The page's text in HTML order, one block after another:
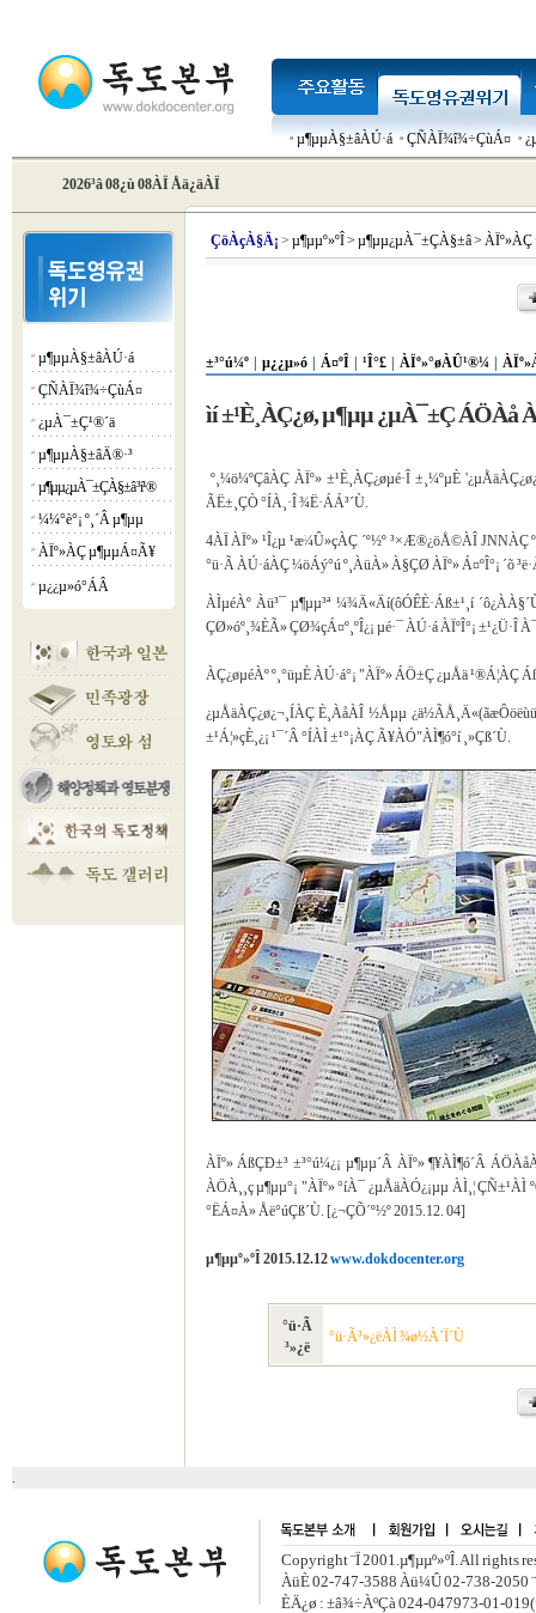
µ¶µµÀ§±âÀÚ·á ÇÑÀÏ¾î¾÷ÇùÁ¤
2026³â 08¿ù 08ÀÏ Åä¿äÀÏ
¡á µ¶µµÀ§±âÀÚ·á
¡á ÇÑÀÏ¾î¾÷ÇùÁ¤
¡á ¿µÀ¯±Ç¹®´ä
¡á µ¶µµÀ§±âÄ®·³
¡á µ¶µµ¿µÀ¯±ÇÀ§±â ³í¹®
¡á ¼¼°è°¡ º¸´Â µ¶µµ
¡á ÀÏº»ÀÇ µ¶µµÁ¤Ã¥
¡á µ¿¿µ»ó°­ÁÂ
ÇöÀçÀ§Ä¡ > µ¶µµº»ºÎ> µ¶µµ¿µÀ¯±ÇÀ§±â>
±³°ú¼º| µ¿¿µ»ó| Á¤ºÎ| ¹Î°£| ÀÏº»°øÀÛ¹®¼­|
ìí ±¹È¸ÀÇ¿ø, µ¶µµ ¿µÀ¯±Ç ÁÖÀå
º¸¼ö¼ºÇâÀÇ ÀÏº» ±¹È¸ÀÇ¿øµé·Î ±¸¼ºµÈ
ÃË±¸ÇÒ °ÍÀ¸·Î ¾Ë·ÁÁ³´Ù.
4ÀÏ ÀÏº» ¹Î¿µ ¹æ¼Û»çÀÇ ´º½º ³×Æ®¿öÅ©ÀÎ JNNÀÇ
°ü·Ã ÀÚ·áÀÇ ¼öÁý°ú º¸ÀüÀ» À§ÇØ ÀÏº» Á¤ºÎ°¡ ´õ
ÀÌµéÀº Àü³¯ µ¶µµ³ª ¼¾Ä«Äí(ôÓÊÈ·Áß±¹¸í
ÇØ»óº¸¾ÈÃ» ÇØ¾çÁ¤º¸ºÎ¿¡ µé·¯ ÀÚ·á ÀÏºÎ°¡
ÀÇ¿øµéÀº º¸°üµÈ ÀÚ·á°¡ "ÀÏº» ÁÖ±Ç ¿µÅä ¹®Á¦ÀÇ
¿µÅäÀÇ¿ø¿¬¸ÍÀÇ È¸ÀåÀÎ ½Åµµ
±¹Á¦»çÈ¸¿¡ ¹¯´Â °ÍÀÌ ±¹°¡ÀÇ Ã¥ÀÓ"ÀÌ¶ó°í ¸»Çß´Ù.
ÀÏº» ÁßÇÐ±³ ±³°ú¼­¿¡ µ¶µµ´Â ÀÏº» ¶¥ÀÌ¶ó´Â
ÀÖÀ¸¸ç µ¶µµ°¡ "ÀÏº» °íÀ¯ ¿µÅäÀÓ¿¡µµ ÀÌ¸¦
°ËÁ¤À» Åë°úÇß´Ù. [¿¬ÇÕ´º½º 2015.12. 04]
µ¶µµº»ºÎ 2015.12.12www.dokdocenter.org
°ü·Ã
³»¿ë
°ü·Ã³»¿ëÀÌ ¾ø½À´Ï´Ù
.
Copyright ¨Ï 2001.µ¶µµº»ºÎ. All rights
ÀüÈ­ 02-747-3588 Àü¼Û 02-738-2050
ÈÄ¿ø : ±â¾÷ÀºÇà 024-047973-01-